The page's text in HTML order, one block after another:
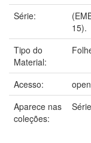
Série:
15).
Tipo do
Material:
Acesso:
Aparece nas
coleções: